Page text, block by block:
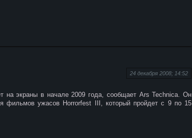
24 декабря 2008; 14:52
на экраны в начале 2009 года, сообщает Ars Technica. Он
фильмов ужасов Horrorfest III, который пройдет с 9 по 15